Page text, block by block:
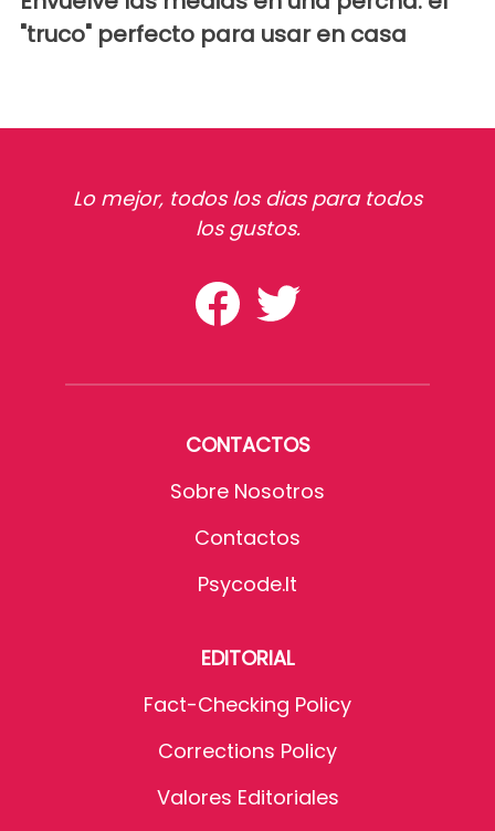
"truco" perfecto para usar en casa
Lo mejor, todos los dias para todos
los gustos.
CONTACTOS
Sobre Nosotros
Contactos
Psycode.it
EDITORIAL
Fact-Checking Policy
Corrections Policy
Valores Editoriales